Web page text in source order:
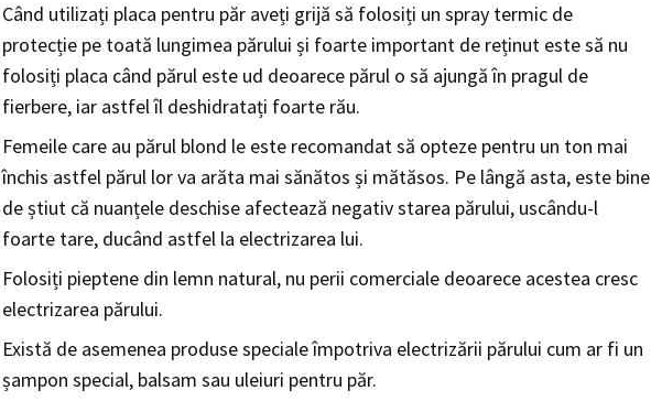
Când utilizați placa pentru păr aveți grijă să folosiți un spray termic de
protecție pe toată lungimea părului și foarte important de reținut este să nu
folosiți placa când părul este ud deoarece părul o să ajungă în pragul de
fierbere, iar astfel îl deshidratați foarte rău.
Femeile care au părul blond le este recomandat să opteze pentru un ton mai
închis astfel părul lor va arăta mai sănătos și mătăsos. Pe lângă asta, este bine
de știut că nuanțele deschise afectează negativ starea părului, uscându-l
foarte tare, ducând astfel la electrizarea lui.
Folosiți pieptene din lemn natural, nu perii comerciale deoarece acestea cresc
electrizarea părului.
Există de asemenea produse speciale împotriva electrizării părului cum ar fi un
șampon special, balsam sau uleiuri pentru păr.